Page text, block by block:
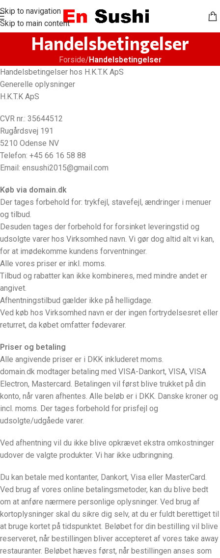
Skip to navigation
Skip to main content
Handelsbetingelser
Forside/Handelsbetingelser
Handelsbetingelser hos H.K.T.K ApS
Generelle oplysninger
H.K.T.K ApS
CVR nr.: 35644512
Rugårdsvej 191
5210 Odense NV
Telefon: +45 66 16 58 88
Email: ensushi2015@gmail.com
Køb via domain.dk
Der tages forbehold for: trykfejl, stavefejl, ændringer i menuer
og tilbud.
Desuden tages der forbehold for forsinket leveringstid og
udsolgte varer hos Virksomhed navn. Vi gør dog altid alt vi kan,
for at imødekomme kundens forventninger.
Alle vores priser er inkl. moms.
Tilbud og rabatter kan ikke kombineres, med mindre andet er
angivet.
Afhentningstilbud gælder ikke på helligdage.
Ved køb hos Virksomhed navn er der ingen fortrydelsesret eller
returret, da købet omfatter fødevarer.
Priser og betaling
Alle angivende priser er i DKK inkluderet moms.
domain.dk modtager betaling med VISA-Dankort, VISA, VISA
Electron, Mastercard. Betalingen vil først blive trukket på din
konto, når varen afhentes. Alle beløb er i DKK. Danske kroner og
incl. moms. Der tages forbehold for prisfejl og
udsolgte/udgåede varer.
Ved afhentning vil du ikke blive opkrævet ekstra omkostninger
udover de valgte produkter. Vi har ikke udbringning.
Du kan betale med kontanter, Dankort, Visa eller MasterCard.
Ved brug af vores online betalingsmetoder, kan du blive bedt
om at anføre nærmere personlige oplysninger. Ved brug af
kortoplysninger skal du sikre dig selv, at du er fuldt berettiget til
at bruge kortet på tidspunktet. Beløbet for din bestilling vil blive
reserveret, når bestillingen bliver accepteret af vores take away
restauranter. Beløbet hæves først, når bestillingen anses som